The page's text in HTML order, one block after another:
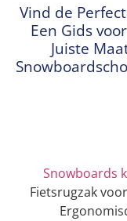
Vind de
Een Gids
Juiste
Snowboards
Fietsrugzak